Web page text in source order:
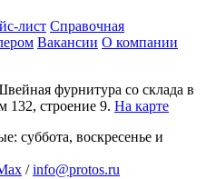
лист Справочная
Вакансии О компании
фурнитура со склада в
132, строение 9. На карте
суббота, воскресенье и
/info@protos.ru